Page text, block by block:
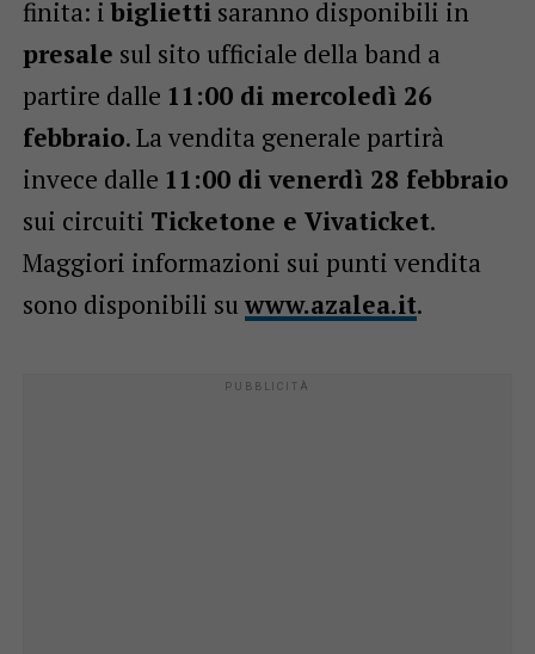
finita: ibigliettisaranno disponibili in
presale sul sito ufficiale della band a
partire dalle 11:00 di mercoledì 26
febbraio. La vendita generale partirà
invece dalle 11:00 di venerdì 28 febbraio
sui circuiti Ticketone e Vivaticket.
Maggiori informazioni sui punti vendita
sono disponibili su www.azalea.it.